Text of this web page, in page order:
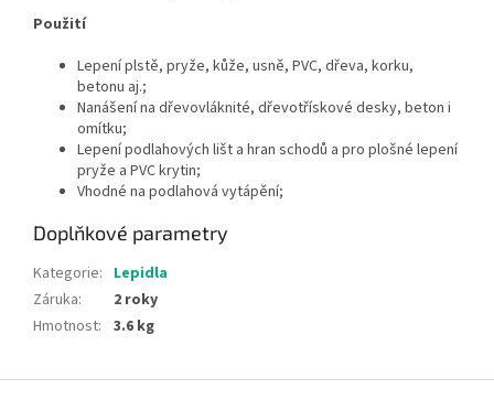
Použití
Lepení plstě, pryže, kůže, usně, PVC, dřeva, korku,
betonu aj.;
Nanášení na dřevovláknité, dřevotřískové desky, beton i
omítku;
Lepení podlahových lišt a hran schodů a pro plošné lepení
pryže a PVC krytin;
Vhodné na podlahová vytápění;
Doplňkové parametry
Kategorie: Lepidla
Záruka:
2 roky
Hmotnost: 3.6 kg